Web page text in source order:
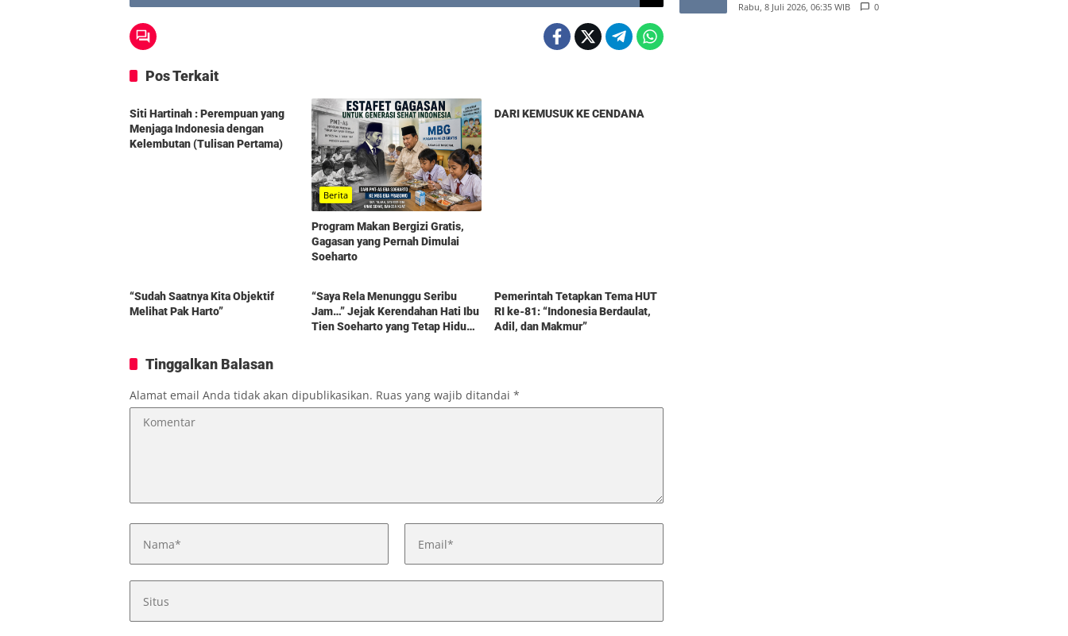
Pos Terkait
Berita
Siti Hartinah : Perempuan yang
Menjaga Indonesia dengan
Kelembutan (Tulisan Pertama)
Berita
Program Makan Bergizi Gratis,
Gagasan yang Pernah Dimulai
Soeharto
DARI KEMUSUK KE CENDANA
“Sudah Saatnya Kita Objektif
Melihat Pak Harto”
“Saya Rela Menunggu Seribu
Jam…” Jejak Kerendahan Hati Ibu
Tien Soeharto yang Tetap Hidup
Pemerintah Tetapkan Tema HUT
RI ke-81: “Indonesia Berdaulat,
Adil, dan Makmur”
Tinggalkan Balasan
Alamat email Anda tidak akan dipublikasikan. Ruas yang wajib ditandai *
Rabu, 8 Juli 2026, 06:35 WIB 0